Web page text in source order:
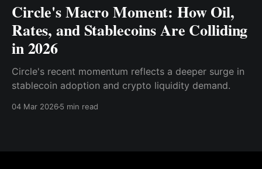
Circle's Macro Moment: How Oil,
Rates, and Stablecoins Are Colliding
in 2026
Circle's recent momentum reflects a deeper surge in
stablecoin adoption and crypto liquidity demand.
04 Mar 20265 min read